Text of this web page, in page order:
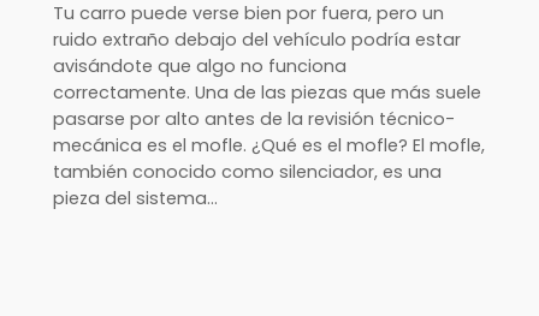
Tu carro puede verse bien por fuera, pero un
ruido extraño debajo del vehículo podría estar
avisándote que algo no funciona
correctamente. Una de las piezas que más suele
pasarse por alto antes de la revisión técnico-
mecánica es el mofle. ¿Qué es el mofle? El mofle,
también conocido como silenciador, es una
pieza del sistema…